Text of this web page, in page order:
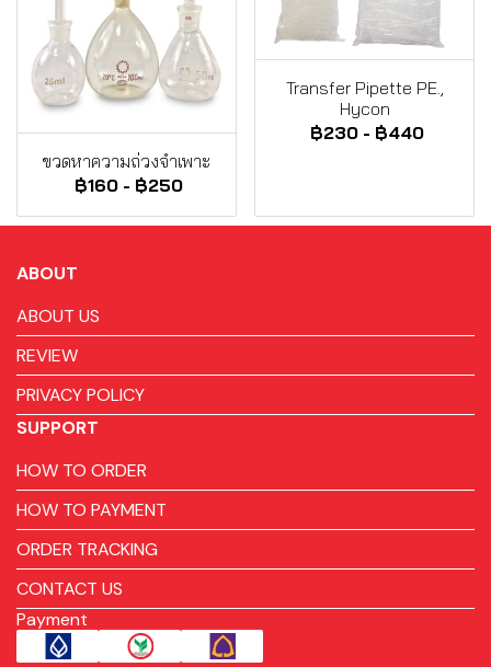
ขวดหาความถ่วงจำเพาะ
฿160 - ฿250
Transfer Pipette PE.,
Hycon
฿230 - ฿440
ABOUT
ABOUT US
REVIEW
PRIVACY POLICY
SUPPORT
HOW TO ORDER
HOW TO PAYMENT
ORDER TRACKING
CONTACT US
Payment